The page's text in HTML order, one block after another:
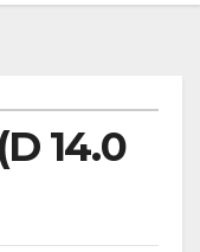
14.0